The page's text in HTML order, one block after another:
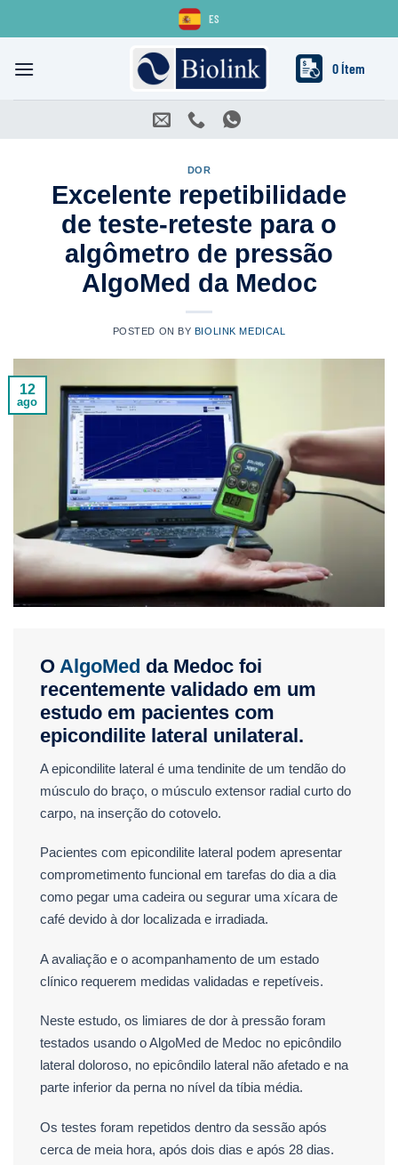
ES
0 Ítem
DOR
Excelente repetibilidade
de teste-reteste para o
algômetro de pressão
AlgoMed da Medoc
POSTED ON BY BIOLINK MEDICAL
12
ago
O AlgoMed da Medoc foi
recentemente validado em um
estudo em pacientes com
epicondilite lateral unilateral.
A epicondilite lateral é uma tendinite de um tendão do
músculo do braço, o músculo extensor radial curto do
carpo, na inserção do cotovelo.
Pacientes com epicondilite lateral podem apresentar
comprometimento funcional em tarefas do dia a dia
como pegar uma cadeira ou segurar uma xícara de
café devido à dor localizada e irradiada.
A avaliação e o acompanhamento de um estado
clínico requerem medidas validadas e repetíveis.
Neste estudo, os limiares de dor à pressão foram
testados usando o AlgoMed de Medoc no epicôndilo
lateral doloroso, no epicôndilo lateral não afetado e na
parte inferior da perna no nível da tíbia média.
Os testes foram repetidos dentro da sessão após
cerca de meia hora, após dois dias e após 28 dias.